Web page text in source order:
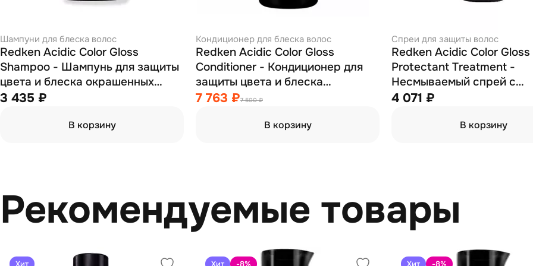
Шампуни для блеска волос
Redken Acidic Color Gloss
Shampoo - Шампунь для защиты
цвета и блеска окрашенных
волос 300 мл
3 435 ₽
В корзину
Кондиционер для блеска волос
Redken Acidic Color Gloss
Conditioner - Кондиционер для
защиты цвета и блеска
окрашенных волос 1000 мл
7 763 ₽7 500 ₽
В корзину
Спреи для защиты волос
Redken Acidic Color
Protectant Treatment -
Несмываемый спрей с
термозащитой для ухода
4 071 ₽
В корзину
Рекомендуемые товары
Хит Хит -8% Хит -8%